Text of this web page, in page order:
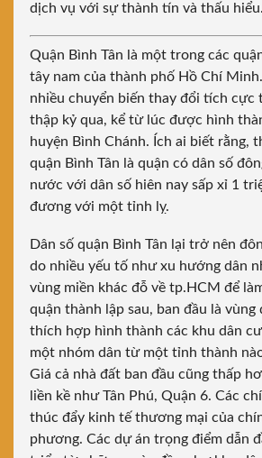
dịch vụ với sự thành tín và thấu hiểu.
Quận Bình Tân là một trong các
tây nam của thành phố Hồ Chí
nhiều chuyển biến thay đổi tích cực
thập kỷ qua, kể từ lúc được hình
huyện Bình Chánh. Ích ai biết rằng,
quận Bình Tân là quận có dân số
nước với dân số hiên nay sấp xỉ 1
đương với một tỉnh lỵ.
Dân số quận Bình Tân lại trở nên
do nhiều yếu tố như xu hướng dân
vùng miền khác đỗ về tp.HCM để
quận thành lập sau, ban đầu là vùng
thích hợp hình thành các khu dân
một nhóm dân từ một tỉnh thành
Giá cả nhà đất ban đầu cũng thấp
liền kề như Tân Phú, Quận 6. Các
thúc đẩy kinh tế thương mại của
phương. Các dự án trọng điểm dẫn